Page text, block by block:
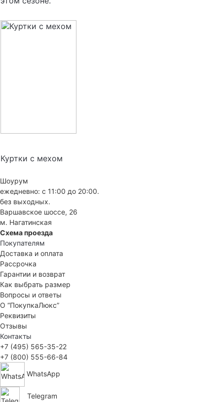
Куртки с мехом
Шоурум
ежедневно: с 11:00 до 20:00.
без выходных.
Варшавское шоссе, 26
м. Нагатинская
Схема проезда
Покупателям
Доставка и оплата
Рассрочка
Гарантии и возврат
Как выбрать размер
Вопросы и ответы
О “ПокупкаЛюкс”
Реквизиты
Отзывы
Контакты
+7 (495) 565-35-22
+7 (800) 555-66-84
WhatsApp
Telegram